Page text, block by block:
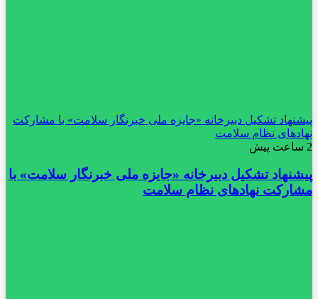
پیشنهاد تشکیل دبیرخانه «جایزه ملی خبرنگار سلامت» با مشارکت
نهادهای نظام سلامت
2 ساعت پیش
پیشنهاد تشکیل دبیرخانه «جایزه ملی خبرنگار سلامت» با
مشارکت نهادهای نظام سلامت